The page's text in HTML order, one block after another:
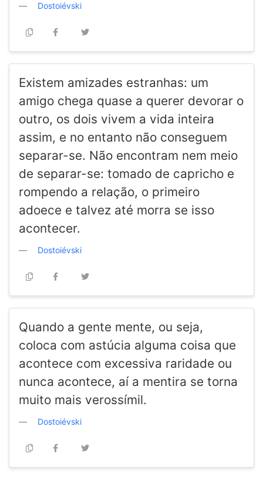
Dostoiévski
Existem amizades estranhas: um
amigo chega quase a querer devorar o
outro, os dois vivem a vida inteira
assim, e no entanto não conseguem
separar-se. Não encontram nem meio
de separar-se: tomado de capricho e
rompendo a relação, o primeiro
adoece e talvez até morra se isso
acontecer.
Dostoiévski
Quando a gente mente, ou seja,
coloca com astúcia alguma coisa que
acontece com excessiva raridade ou
nunca acontece, aí a mentira se torna
muito mais verossímil.
Dostoiévski